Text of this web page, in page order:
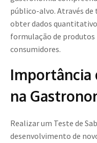
público-alvo. Através
obter dados
formulação de produtos
consumidores.
Importância
na
Realizar um Teste de
desenvolvimento de